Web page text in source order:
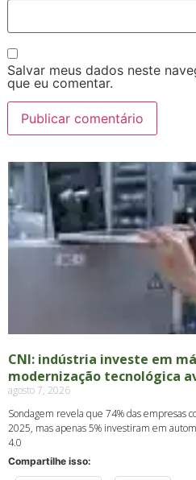
Salvar meus dados neste
que eu comentar.
CNI: indústria investe em
modernização tecnológica
agosto 7, 2026
Sondagem revela que 74% das empresas
2025, mas apenas 5% investiram em
4.0
Compartilhe isso: